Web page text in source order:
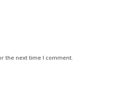
the next time I comment.